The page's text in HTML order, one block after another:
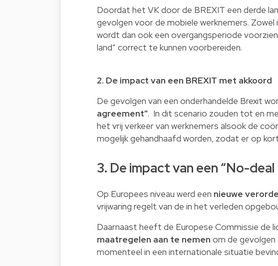
Doordat het VK door de BREXIT een derde
gevolgen voor de mobiele werknemers. Zowel
wordt dan ook een overgangsperiode
land” correct te kunnen voorbereiden.
2. De impact van een BREXIT met akkoord
De gevolgen van een onderhandelde Brexit
agreement”. In dit scenario zouden tot en
het vrij verkeer van werknemers alsook de
mogelijk gehandhaafd worden, zodat er op
3. De impact van een “No-deal
Op Europees niveau werd een nieuwe
vrijwaring regelt van de in het verleden
Daarnaast heeft de Europese Commissie de
maatregelen aan te nemen om de gevolgen
momenteel in een internationale situatie